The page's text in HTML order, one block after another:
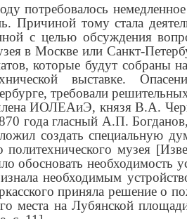
потребовалось
Причиной тому стала
с целью обсуждения
в Москве или Санкт-
которые будут собраны
выставке.
требовали
ИОЛЕАиЭ, князя В.А.
года гласный А.П. Богданов,
создать специальную
политехнического музея
обосновать необходимость
необходимым
приняла решение о
места на Лубянской